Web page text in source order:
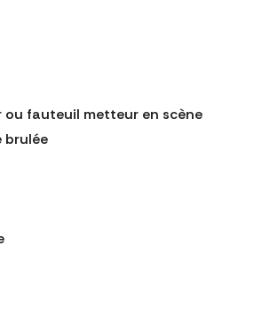
ou fauteuil metteur en scène
brulée